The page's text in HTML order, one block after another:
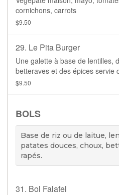
cornichons, carrots
$9.50
29. Le Pita Burger
Une galette à base de lentilles,
betteraves et des épices servie dans un pita avec laitue,
mayonnaise, tomate, oignons et
$9.50
BOLS
Base de riz ou de laitue,
patates douces, choux,
rapés.
31. Bol Falafel